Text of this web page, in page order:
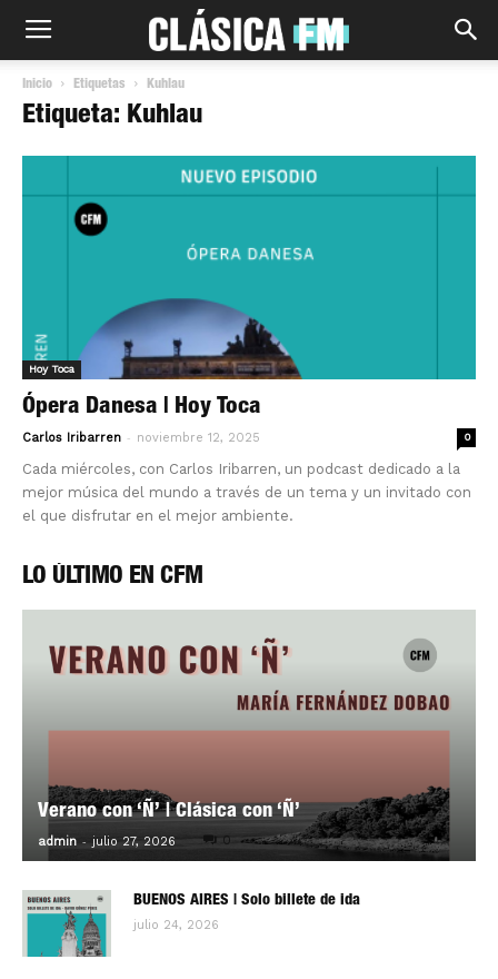
Inicio Etiquetas Kuhlau
Etiqueta: Kuhlau
Hoy Toca
Ópera Danesa | Hoy Toca
Carlos Iribarren - noviembre 12, 2025 0
Cada miércoles, con Carlos Iribarren, un podcast dedicado a la
mejor música del mundo a través de un tema y un invitado con
el que disfrutar en el mejor ambiente.
LO ÚLTIMO EN CFM
Verano con ‘Ñ’ | Clásica con ‘Ñ’
admin - julio 27, 2026 0
BUENOS AIRES | Solo billete de ida
julio 24, 2026